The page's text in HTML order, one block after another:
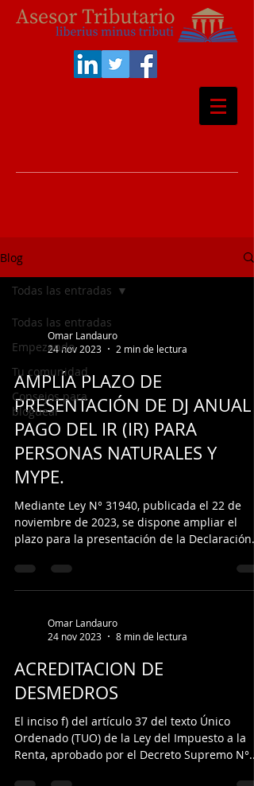
Blog
Todas las entradas
Empezando
Tu comunidad
Consejos para
bloguear
Todas las entradas
Omar Landauro
24 nov 2023
2 min de lectura
AMPLÍA PLAZO DE
PRESENTACIÓN DE DJ ANUAL Y
PAGO DEL IR (IR) PARA
PERSONAS NATURALES Y
MYPE.
Mediante Ley N° 31940, publicada el 22 de
noviembre de 2023, se dispone ampliar el
plazo para la presentación de la Declaración
Omar Landauro
24 nov 2023
8 min de lectura
ACREDITACION DE
DESMEDROS
El inciso f) del artículo 37 del texto Único
Ordenado (TUO) de la Ley del Impuesto a la
Renta, aprobado por el Decreto Supremo N°...